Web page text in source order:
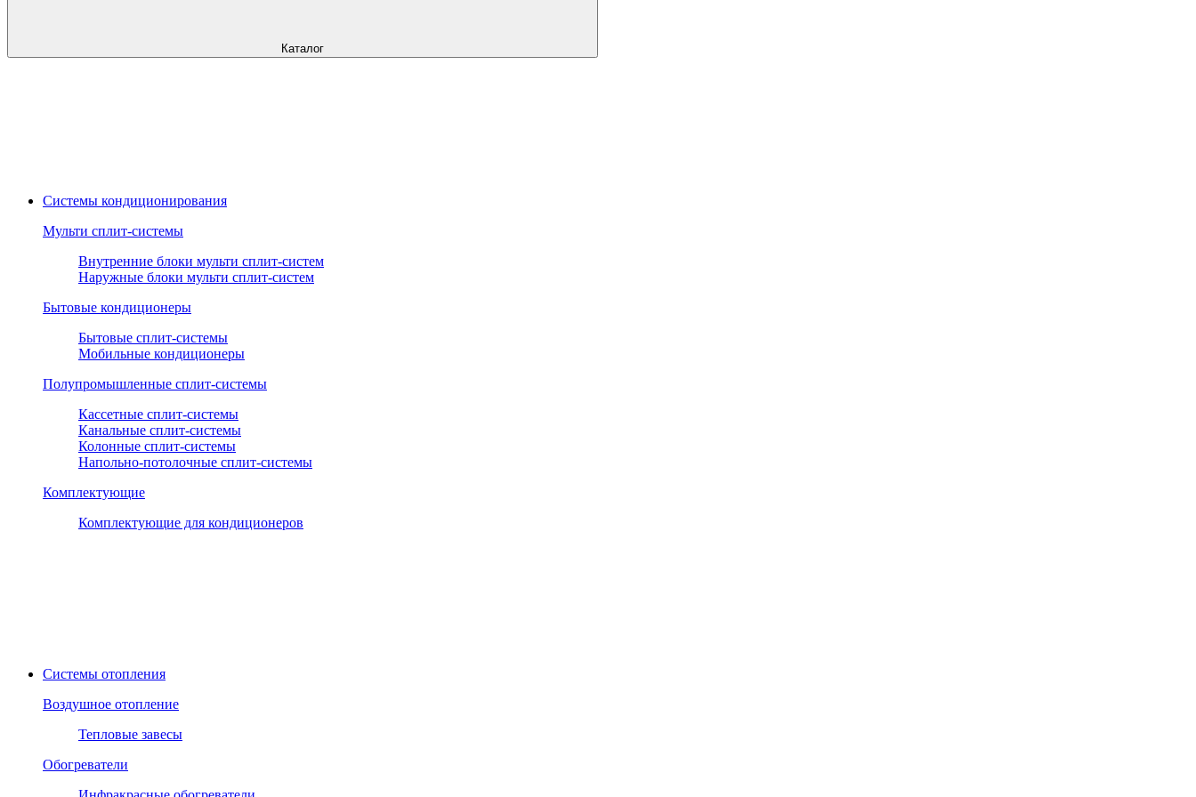
Каталог
Системы кондиционирования
Мульти сплит-системы
Внутренние блоки мульти сплит-систем
Наружные блоки мульти сплит-систем
Бытовые кондиционеры
Бытовые сплит-системы
Мобильные кондиционеры
Полупромышленные сплит-системы
Кассетные сплит-системы
Канальные сплит-системы
Колонные сплит-системы
Напольно-потолочные сплит-системы
Комплектующие
Комплектующие для кондиционеров
Системы отопления
Воздушное отопление
Тепловые завесы
Обогреватели